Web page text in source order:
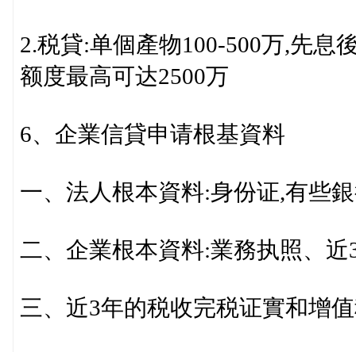
2.税貸:单個產物100-500万,先息
额度最高可达2500万
6、企業信貸申请根基資料
一、法人根本資料:身份证,有些
二、企業根本資料:業務执照、
三、近3年的税收完税证實和增